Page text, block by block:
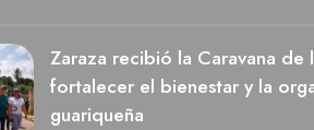
Zaraza recibió la Caravana de
fortalecer el bienestar y la
guariqueña